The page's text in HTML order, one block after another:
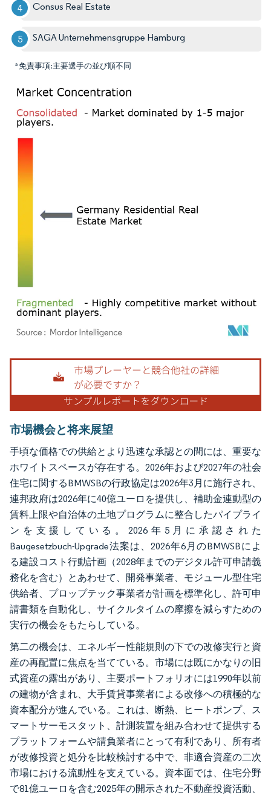
Consus Real Estate
SAGA Unternehmensgruppe Hamburg
*免責事項:主要選手の並び順不同
画像 © Mordor Intelligence。再利用にはCC BY 4.0の表示が必要です。
市場機会と将来展望
手頃な価格での供給とより迅速な承認との間には、重要な
ホワイトスペースが存在する。2026年および2027年の社会
住宅に関するBMWSBの行政協定は2026年3月に施行され、
連邦政府は2026年に40億ユーロを提供し、補助金連動型の
賃料上限や自治体の土地プログラムに整合したパイプライ
ンを支援している。2026年5月に承認された
Baugesetzbuch-Upgrade法案は、2026年6月のBMWSBによ
る建設コスト行動計画（2028年までのデジタル許可申請義
務化を含む）とあわせて、開発事業者、モジュール型住宅
供給者、プロップテック事業者が計画を標準化し、許可申
請書類を自動化し、サイクルタイムの摩擦を減らすための
実行の機会をもたらしている。
第二の機会は、エネルギー性能規則の下での改修実行と資
産の再配置に焦点を当てている。市場には既にかなりの旧
式資産の露出があり、主要ポートフォリオには1990年以前
の建物が含まれ、大手賃貸事業者による改修への積極的な
資本配分が進んでいる。これは、断熱、ヒートポンプ、ス
マートサーモスタット、計測装置を組み合わせて提供する
プラットフォームや請負業者にとって有利であり、所有者
が改修投資と処分を比較検討する中で、非適合資産の二次
市場における流動性を支えている。資本面では、住宅分野
で81億ユーロを含む2025年の開示された不動産投資活動、